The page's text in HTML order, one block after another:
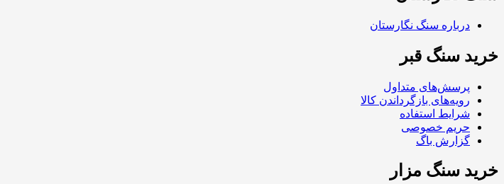
درباره سنگ نگارستان
خرید سنگ قبر
پرسش‌های متداول
رویه‌های بازگرداندن کالا
شرایط استفاده
حریم خصوصی
گزارش باگ
خرید سنگ مزار